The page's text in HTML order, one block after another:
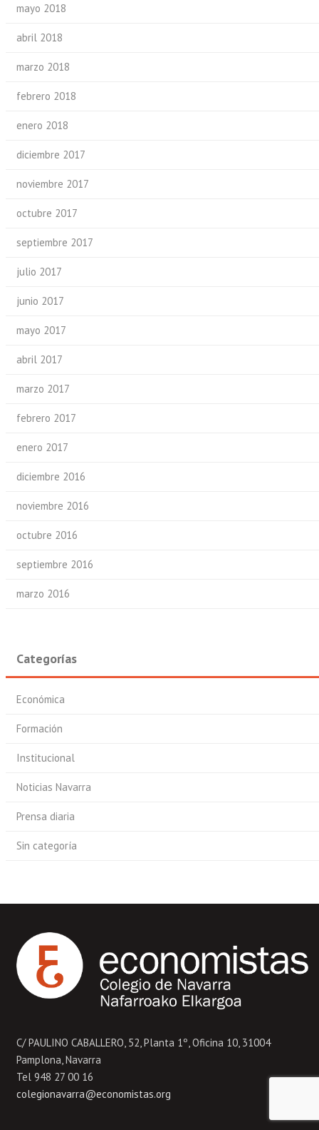
mayo 2018
abril 2018
marzo 2018
febrero 2018
enero 2018
diciembre 2017
noviembre 2017
octubre 2017
septiembre 2017
julio 2017
junio 2017
mayo 2017
abril 2017
marzo 2017
febrero 2017
enero 2017
diciembre 2016
noviembre 2016
octubre 2016
septiembre 2016
marzo 2016
Categorías
Económica
Formación
Institucional
Noticias Navarra
Prensa diaria
Sin categoría
C/ PAULINO CABALLERO, 52, Planta 1º, Oficina 10, 31004
Pamplona, Navarra
Tel 948 27 00 16
colegionavarra@economistas.org